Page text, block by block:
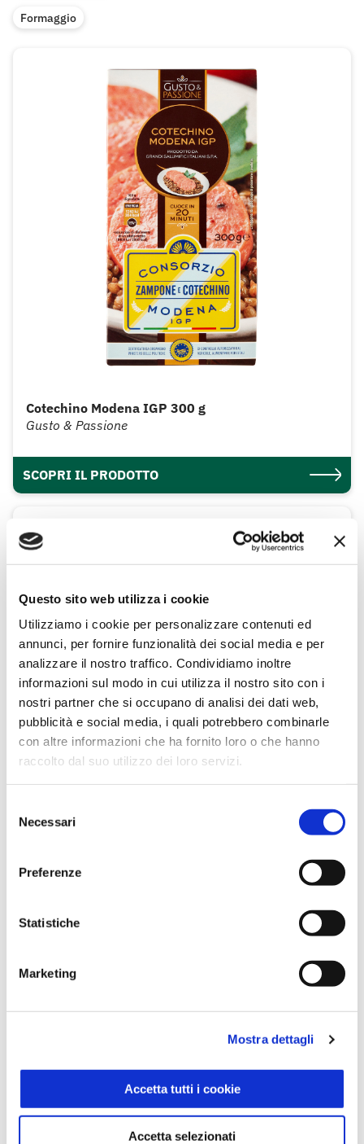
Questo sito web utilizza i cookie
Utilizziamo i cookie per personalizzare contenuti ed
annunci, per fornire funzionalità dei social media e per
analizzare il nostro traffico. Condividiamo inoltre
informazioni sul modo in cui utilizza il nostro sito con i
nostri partner che si occupano di analisi dei dati web,
pubblicità e social media, i quali potrebbero combinarle
con altre informazioni che ha fornito loro o che hanno
raccolto dal suo utilizzo dei loro servizi.
delNecessari
Preferenze
Statistiche
Marketing
Mostra dettagli
Accetta tutti i cookie
Accetta selezionati
Formaggio
Cotechino Modena IGP 300 g
Gusto & Passione
SCOPRI IL PRODOTTO
Cotechino Modena IGP 500 g
SCOPRI IL PRODOTTO